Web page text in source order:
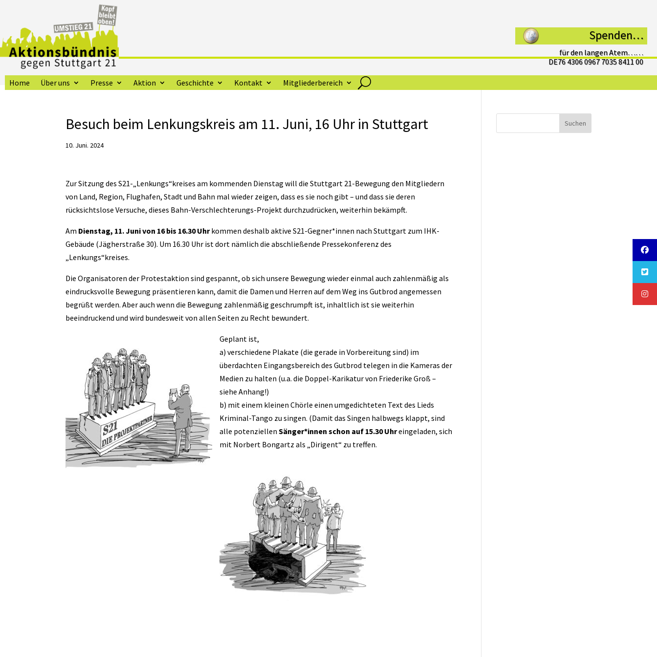
Spenden…
für den langen Atem……
DE76 4306 0967 7035 8411 00
Home Über uns Presse Aktion Geschichte Kontakt Mitgliederbereich
Besuch beim Lenkungskreis am 11. Juni, 16 Uhr in Stuttgart
10. Juni. 2024
Zur Sitzung des S21-„Lenkungs“kreises am kommenden Dienstag will die Stuttgart 21-Bewegung den Mitgliedern
von Land, Region, Flughafen, Stadt und Bahn mal wieder zeigen, dass es sie noch gibt – und dass sie deren
rücksichtslose Versuche, dieses Bahn-Verschlechterungs-Projekt durchzudrücken, weiterhin bekämpft.
Am Dienstag, 11. Juni von 16 bis 16.30 Uhrkommen deshalb aktive S21-Gegner*innen nach Stuttgart zum IHK-
Gebäude (Jägherstraße 30). Um 16.30 Uhr ist dort nämlich die abschließende Pressekonferenz des
„Lenkungs“kreises.
Die Organisatoren der Protestaktion sind gespannt, ob sich unsere Bewegung wieder einmal auch zahlenmäßig als
eindrucksvolle Bewegung präsentieren kann, damit die Damen und Herren auf dem Weg ins Gutbrod angemessen
begrüßt werden. Aber auch wenn die Bewegung zahlenmäßig geschrumpft ist, inhaltlich ist sie weiterhin
beeindruckend und wird bundesweit von allen Seiten zu Recht bewundert.
Geplant ist,
a) verschiedene Plakate (die gerade in Vorbereitung sind) im
überdachten Eingangsbereich des Gutbrod telegen in die Kameras der
Medien zu halten (u.a. die Doppel-Karikatur von Friederike Groß –
siehe Anhang!)
b) mit einem kleinen Chörle einen umgedichteten Text des Lieds
Kriminal-Tango zu singen. (Damit das Singen halbwegs klappt, sind
alle potenziellenSänger*innen schon auf 15.30 Uhreingeladen, sich
mit Norbert Bongartz als „Dirigent“ zu treffen.
Suchen